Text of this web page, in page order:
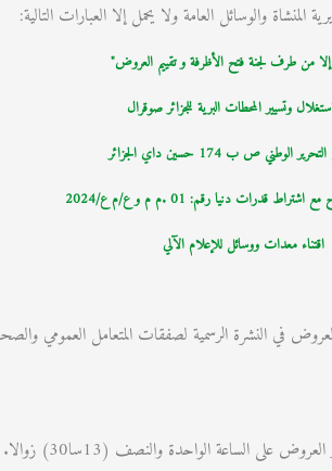
والوسائل العامة ولا يحمل إلا العبارات التالية:
من طرف لجنة فتح الأظرفة و تقييم العروض"
وتسيير المحطات البرية للجزائر صوقرال
الوطني ص ب 174 حسين داي الجزائر
قدرات دنيا رقم: 01 .م م و ع/م ع/2024
اقتناء معدات ووسائل للإعلام الآلي
صدور أول إعلان لطلب العروض في النشرة الرسمية لصفقات
الساعة الواحدة والنصف (13سا30) زوالا.